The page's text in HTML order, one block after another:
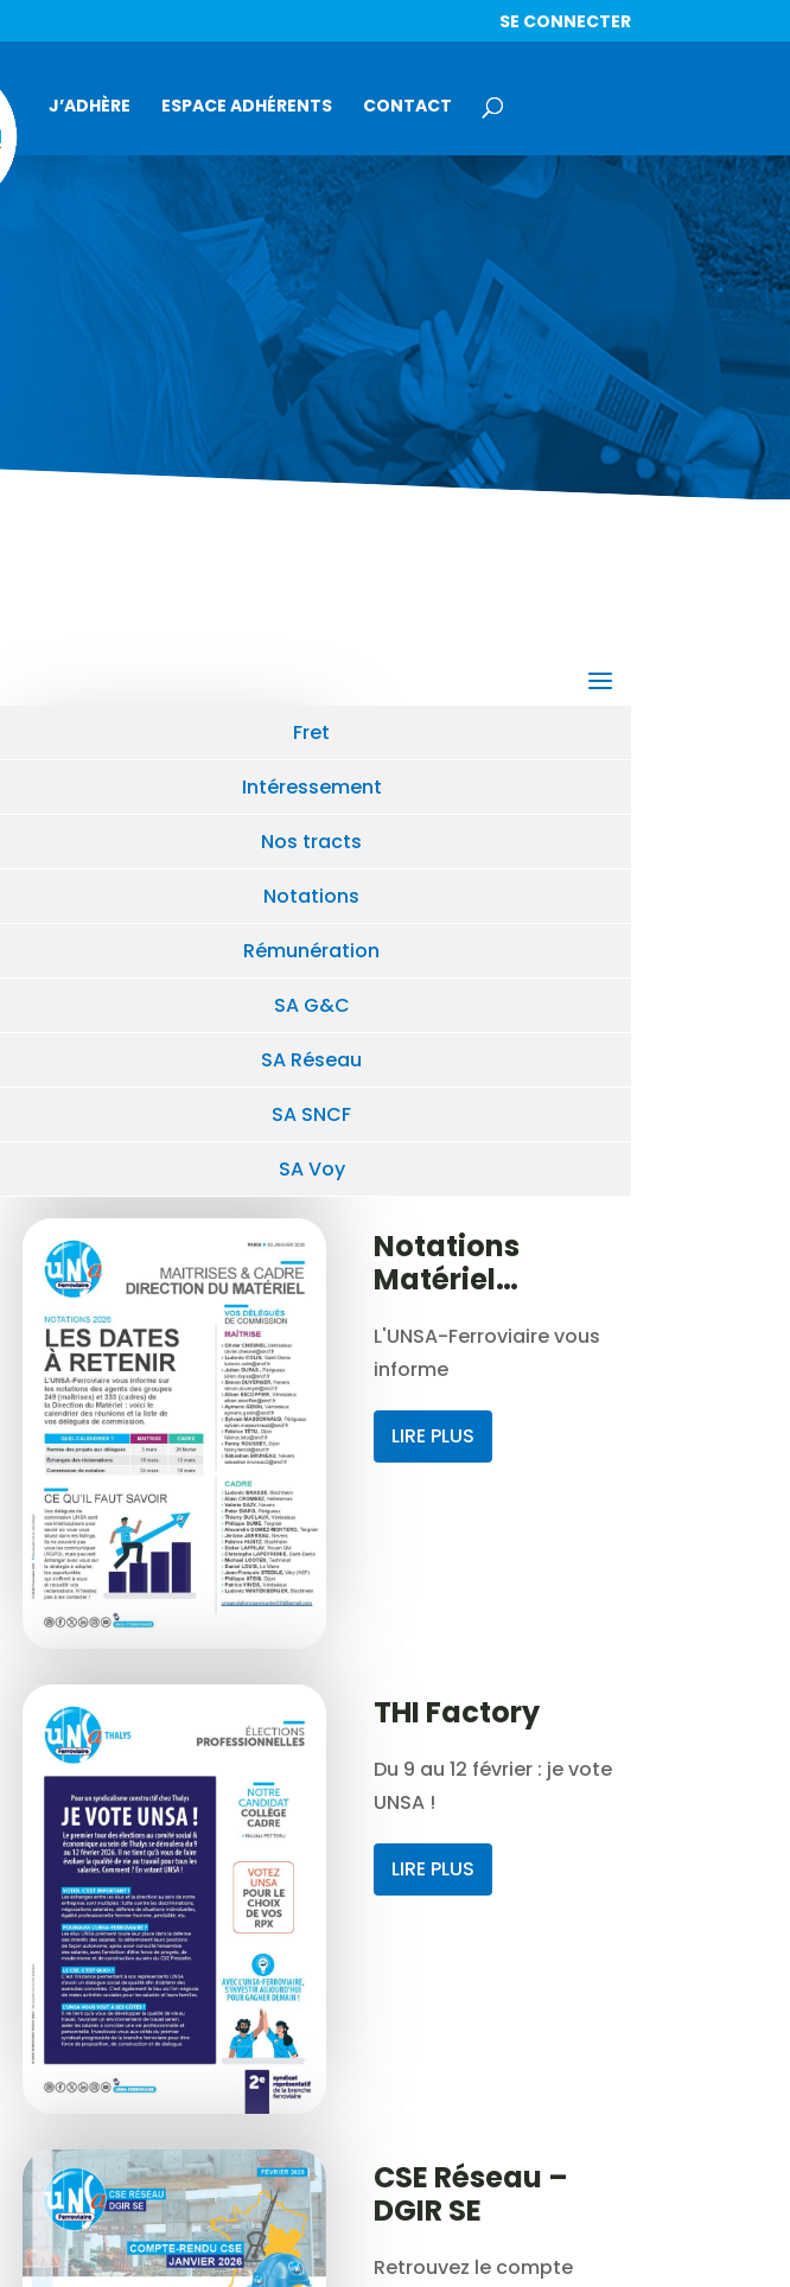
SE CONNECTER
J’ADHÈRE ESPACE ADHÉRENTS CONTACT
Fret
Intéressement
Nos tracts
Notations
Rémunération
SA G&C
SA Réseau
SA SNCF
SA Voy
RPS Groupe
Notations
Matériel
L'UNSA-Ferroviaire vous
informe
LIRE PLUS
THI Factory
Du 9 au 12 février : je vote
UNSA !
LIRE PLUS
CSE Réseau –
DGIR SE
Retrouvez le compte